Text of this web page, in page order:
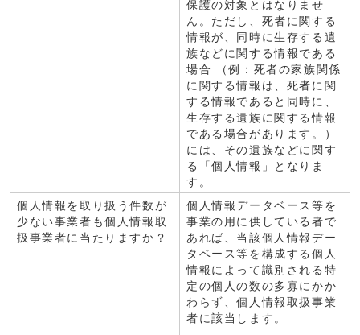
保護の対象とはなりませ
ん。ただし、死者に関する
情報が、同時に生存する遺
族などに関する情報である
場合 （例：死者の家族関係
に関する情報は、死者に関
する情報であると同時に、
生存する遺族に関する情報
である場合があります。）
には、その遺族などに関す
る「個人情報」となりま
す。
個人情報を取り扱う件数が
少ない事業者も個人情報取
扱事業者に当たりますか？
個人情報データベース等を
事業の用に供している者で
あれば、当該個人情報デー
タベース等を構成する個人
情報によって識別される特
定の個人の数の多寡にかか
わらず、個人情報取扱事業
者に該当します。